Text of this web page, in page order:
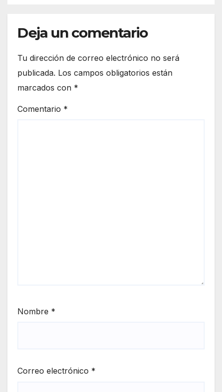
Deja un comentario
Tu dirección de correo electrónico no será
publicada. Los campos obligatorios están
marcados con *
Comentario *
Nombre *
Correo electrónico *